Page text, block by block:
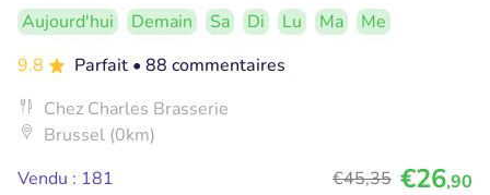
Aujourd'hui Demain Sa Di Lu Ma
Me
9.8
Parfait • 88 commentaires
Chez Charles Brasserie
Brussel (0km)
Vendu : 181
€45,35 €26,90